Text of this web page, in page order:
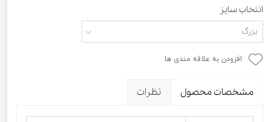
انتخاب سایز
بزرگ
افزودن به علاقه مندی ها
مشخصات محصول نظرات